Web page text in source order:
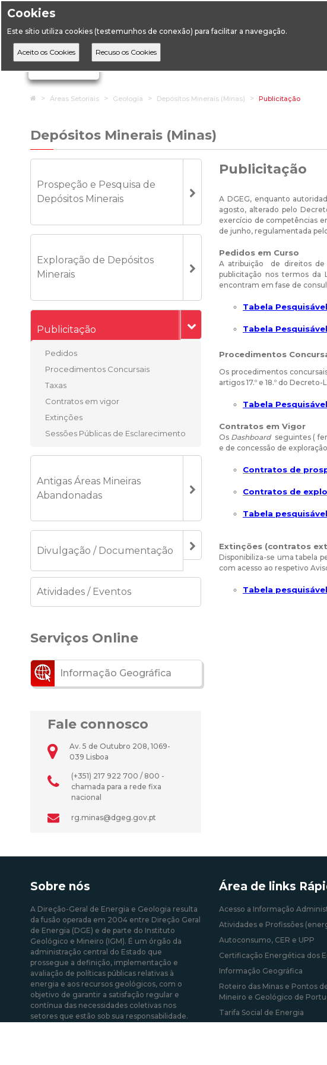
Cookies
Este sítio utiliza cookies (testemunhos de conexão) para facilitar a navegação.
Ignorar links de navegação
HomeÁreas Setoriais Geologia Depósitos Minerais (Minas) Publicitação
Depósitos Minerais (Minas)
Prospeção e Pesquisa de
Depósitos Minerais
Exploração de Depósitos
Minerais
Publicitação
Pedidos
Procedimentos Concursais
Taxas
Contratos em vigor
Extinções
Sessões Públicas de Esclarecimento
Antigas Áreas Mineiras
Abandonadas
Divulgação / Documentação
Atividades / Eventos
Serviços Online
Informação Geográfica
Fale connosco
Av. 5 de Outubro 208, 1069-
039 Lisboa
(+351) 217 922 700 / 800 -
chamada para a rede fixa
nacional
rg.minas@dgeg.gov.pt
Publicitação
A DGEG, enquanto
agosto, alterado pelo
exercício de competências
de junho, regulamentada
Pedidos em Curso
A atribuição de direitos de
publicitação nos termos da
encontram em fase de
Tabela
Tabela
Procedimentos
Os procedimentos
artigos 17.º e 18.º do
Tabela
Contratos em Vigor
Os Dashboard seguintes (
e de concessão de
Contratos de
Contratos de
Tabela
Extinções (contratos
Disponibiliza-se uma tabela
com acesso ao respetivo
Tabela
Sobre nós
A Direção-Geral de Energia e Geologia resulta
da fusão operada em 2004 entre Direção Geral
de Energia (DGE) e de parte do Instituto
Geológico e Mineiro (IGM). É um órgão da
administração central do Estado que
prossegue a definição, implementação e
avaliação de políticas públicas relativas à
energia e aos recursos geológicos, com o
objetivo de garantir a satisfação regular e
contínua das necessidades coletivas nos
setores que estão sob sua responsabilidade.
Área de links
Acesso a Informação
Atividades e Profissões
Autoconsumo, CER e UPP
Certificação Energética dos
Informação Geográfica
Roteiro das Minas e Pontos
Mineiro e Geológico de
Tarifa Social de Energia